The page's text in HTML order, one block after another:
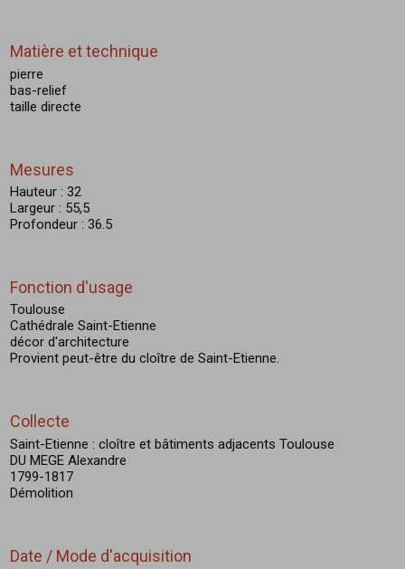
Matière et technique
pierre
bas-relief
taille directe
Mesures
Hauteur : 32
Largeur : 55,5
Profondeur : 36.5
Fonction d'usage
Toulouse
Cathédrale Saint-Etienne
décor d'architecture
Provient peut-être du cloître de Saint-Etienne.
Collecte
Saint-Etienne : cloître et bâtiments adjacents Toulouse
DU MEGE Alexandre
1799-1817
Démolition
Date / Mode d'acquisition